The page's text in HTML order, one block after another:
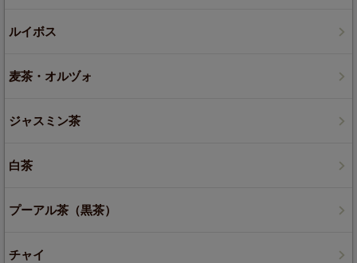
ルイボス
麦茶・オルヅォ
ジャスミン茶
白茶
プーアル茶（黒茶）
チャイ